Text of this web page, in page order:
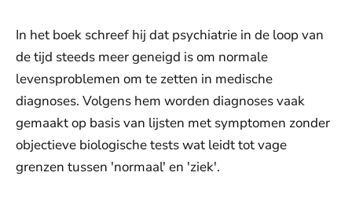
In het boek schreef hij dat psychiatrie in de loop van
de tijd steeds meer geneigd is om normale
levensproblemen om te zetten in medische
diagnoses. Volgens hem worden diagnoses vaak
gemaakt op basis van lijsten met symptomen zonder
objectieve biologische tests wat leidt tot vage
grenzen tussen 'normaal' en 'ziek'.